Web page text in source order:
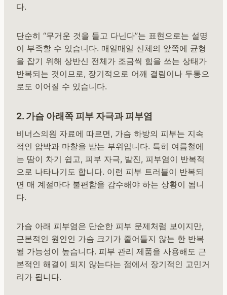
다.
단순히 “무거운 것을 들고 다닌다”는 표현으로는 설명
이 부족할 수 있습니다. 매일매일 신체의 앞쪽에 균형
을 잡기 위해 상반신 전체가 조금씩 힘을 쓰는 상태가
반복되는 것이므로, 장기적으로 어깨 결림이나 두통으
로도 이어질 수 있습니다.
2. 가슴 아래쪽 피부 자극과 피부염
비너스의원 자료에 따르면, 가슴 하방의 피부는 지속
적인 압박과 마찰을 받는 부위입니다. 특히 여름철에
는 땀이 차기 쉽고, 피부 자극, 발진, 피부염이 반복적
으로 나타나기도 합니다. 이런 피부 트러블이 반복되
면 매 계절마다 불편함을 감수해야 하는 상황이 됩니
다.
가슴 아래 피부염은 단순한 피부 문제처럼 보이지만,
근본적인 원인인 가슴 크기가 줄어들지 않는 한 반복
될 가능성이 높습니다. 피부 관리 제품을 사용해도 근
본적인 해결이 되지 않는다는 점에서 장기적인 고민거
리가 됩니다.